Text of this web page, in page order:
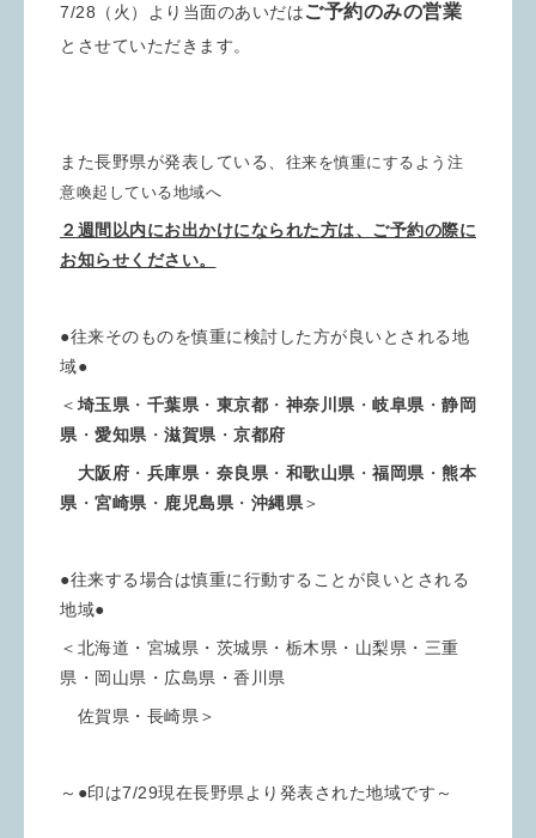
7/28（火）より当面のあいだはご予約のみの営業
とさせていただきます。
また長野県が発表している、 往来を慎重にするよう注
意喚起している地域へ
２週間以内にお出かけになられた方は、ご予約の際に
お知らせください。
●往来そのものを慎重に検討した方が良いとされる地
域●
＜ 埼玉県 ・ 千葉県 ・ 東京都 ・ 神奈川県 ・ 岐阜県 ・ 静岡
県 ・ 愛知県 ・ 滋賀県 ・ 京都府
大阪府 ・ 兵庫県 ・ 奈良県 ・ 和歌山県 ・ 福岡県 ・ 熊本
県 ・ 宮崎県 ・ 鹿児島県 ・ 沖縄県＞
●往来する場合は慎重に行動することが良いとされる
地域●
＜北海道・宮城県・茨城県・栃木県・山梨県・三重
県・岡山県・広島県・香川県
佐賀県・長崎県＞
～●印は7/29現在長野県より発表された地域です～